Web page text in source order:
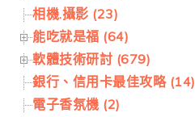
相機.攝影 (23)
能吃就是福 (64)
軟體技術研討 (679)
銀行、信用卡最佳攻略 (14)
電子香氛機 (2)